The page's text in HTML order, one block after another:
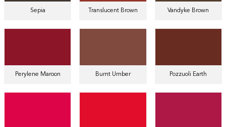
Sepia Translucent Brown Vandyke Brown
Perylene Maroon Burnt Umber Pozzuoli Earth